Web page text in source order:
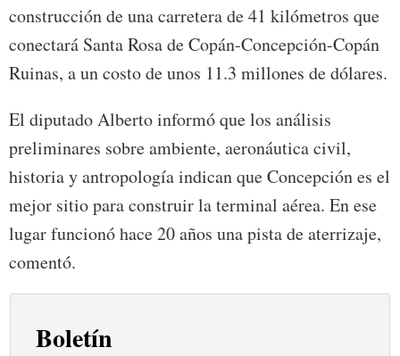
construcción de una carretera de 41 kilómetros que
conectará Santa Rosa de Copán-Concepción-Copán
Ruinas, a un costo de unos 11.3 millones de dólares.
El diputado Alberto informó que los análisis
preliminares sobre ambiente, aeronáutica civil,
historia y antropología indican que Concepción es el
mejor sitio para construir la terminal aérea. En ese
lugar funcionó hace 20 años una pista de aterrizaje,
comentó.
Boletín